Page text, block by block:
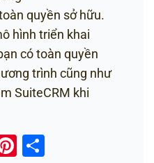
quyền sở hữu.
hình triển khai
có toàn quyền
trình cũng như
SuiteCRM khi
Pinterest